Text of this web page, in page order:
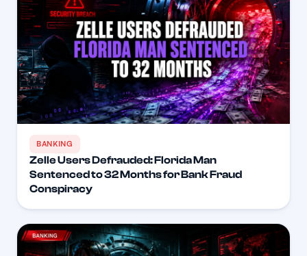
BANKING
Zelle Users Defrauded: Florida Man
Sentenced to 32 Months for Bank Fraud
Conspiracy